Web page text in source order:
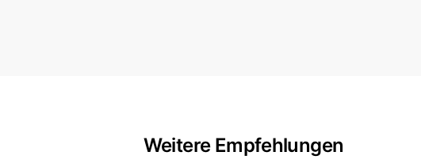
Weitere Empfehlungen